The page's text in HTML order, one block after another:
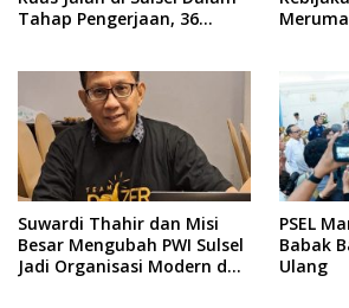
Tahap Pengerjaan, 36
Suwardi Thahir dan Misi
Besar Mengubah PWI Sulsel
Jadi Organisasi Modern dan
PSEL
Babak
Ulang